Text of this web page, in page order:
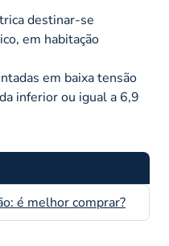
destinar-se
em habitação
em baixa tensão
inferior ou igual a 6,9
é melhor comprar?